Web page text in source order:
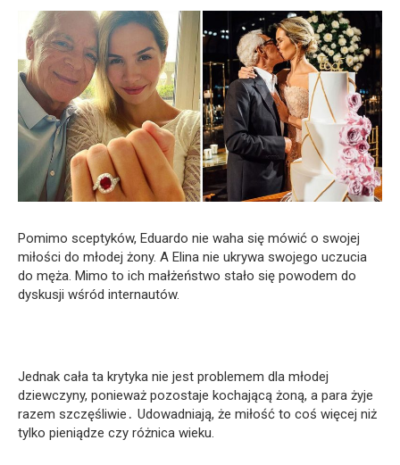
Pomimo sceptyków, Eduardo nie waha się mówić o swojej
miłości do młodej żony. A Elina nie ukrywa swojego uczucia
do męża. Mimo to ich małżeństwo stało się powodem do
dyskusji wśród internautów.
Jednak cała ta krytyka nie jest problemem dla młodej
dziewczyny, ponieważ pozostaje kochającą żoną, a para żyje
razem szczęśliwie․ Udowadniają, że miłość to coś więcej niż
tylko pieniądze czy różnica wieku.